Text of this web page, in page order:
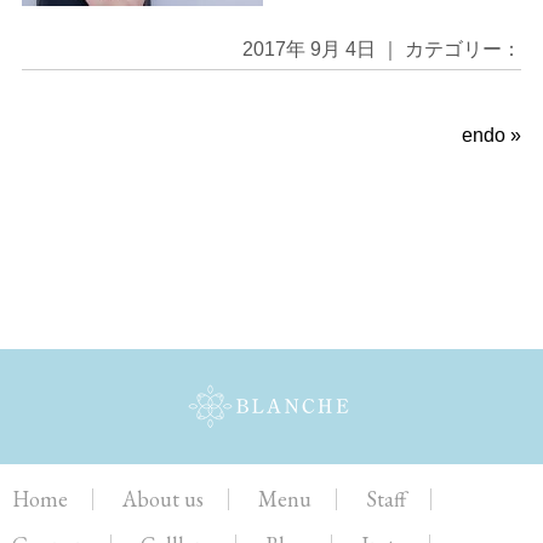
2017年 9月 4日 ｜ カテゴリー：
endo »
Home About us Menu
Staff